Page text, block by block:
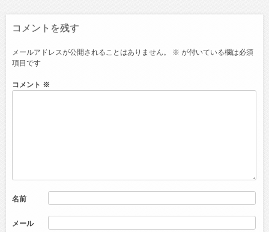
コメントを残す
メールアドレスが公開されることはありません。 ※ が付いている欄は必須
項目です
コメント ※
名前
メール